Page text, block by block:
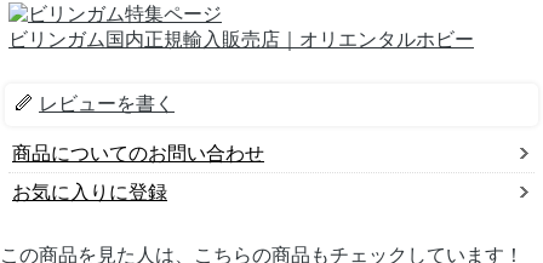
ビリンガム国内正規輸入販売店｜オリエンタルホビー
レビューを書く
商品についてのお問い合わせ
お気に入りに登録
この商品を見た人は、こちらの商品もチェックしています！